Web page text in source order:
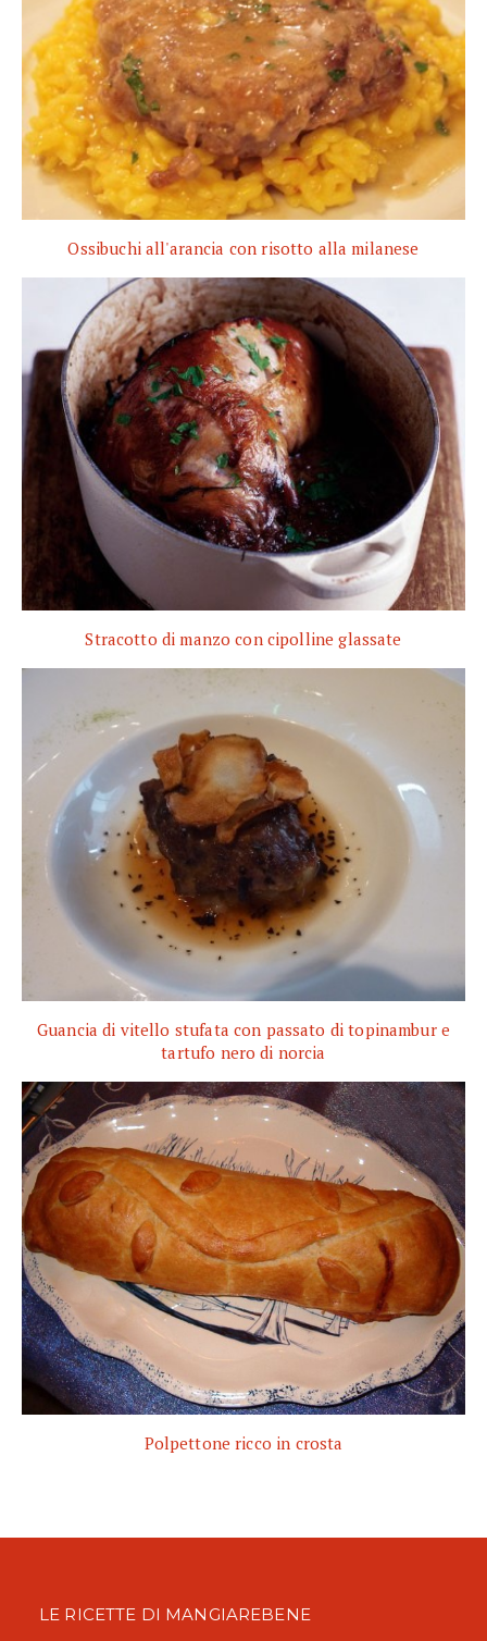
Ossibuchi all'arancia con risotto alla milanese
Stracotto di manzo con cipolline glassate
Guancia di vitello stufata con passato di topinambur e
tartufo nero di norcia
Polpettone ricco in crosta
LE RICETTE DI MANGIAREBENE